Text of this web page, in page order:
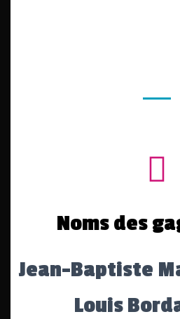
Noms des
Jean-Baptiste
Louis